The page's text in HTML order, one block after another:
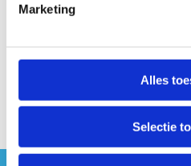
Marketing
Alles
Selectie
Geen fiches gevonden.